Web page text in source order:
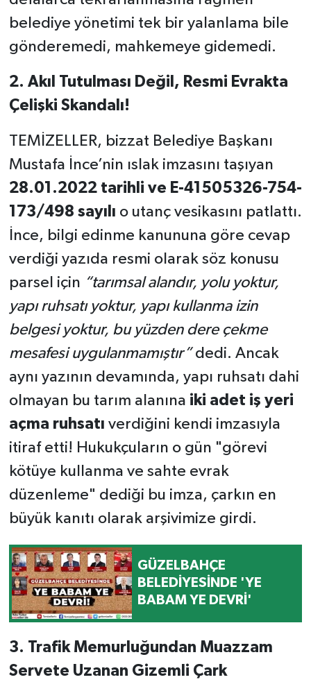
belediye yönetimi tek bir yalanlama bile
gönderemedi, mahkemeye gidemedi.
2. Akıl Tutulması Değil, Resmi Evrakta
Çelişki Skandalı!
TEMİZELLER, bizzat Belediye Başkanı
Mustafa İnce’nin ıslak imzasını taşıyan
28.01.2022 tarihli ve E-41505326-754-
173/498 sayılı o utanç vesikasını patlattı.
İnce, bilgi edinme kanununa göre cevap
verdiği yazıda resmi olarak söz konusu
parsel için “tarımsal alandır, yolu yoktur,
yapı ruhsatı yoktur, yapı kullanma izin
belgesi yoktur, bu yüzden dere çekme
mesafesi uygulanmamıştır”dedi. Ancak
aynı yazının devamında, yapı ruhsatı dahi
olmayan bu tarım alanına iki adet iş yeri
açma ruhsatı verdiğini kendi imzasıyla
itiraf etti! Hukukçuların o gün "görevi
kötüye kullanma ve sahte evrak
düzenleme" dediği bu imza, çarkın en
büyük kanıtı olarak arşivimize girdi.
GÜZELBAHÇE
BELEDİYESİNDE 'YE
BABAM YE DEVRİ'
3. Trafik Memurluğundan Muazzam
Servete Uzanan Gizemli Çark